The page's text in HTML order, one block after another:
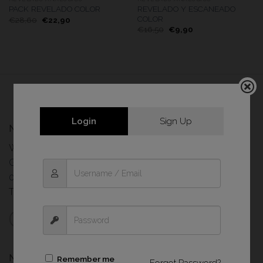
PACK REVELADO COLOR
€22,90
REVELADO Y ESCANEADO
COLOR
€9,90
Nuestra tienda física
Wonder Photo Shop
Gran de Gràcia, 1
08012 Barcelona
Teléfono 93 408 87 87
Newsletter
Login Sign Up
Remember me